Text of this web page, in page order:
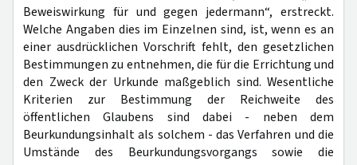
Beweiswirkung für und gegen jedermann“, erstreckt.
Welche Angaben dies im Einzelnen sind, ist, wenn es an
einer ausdrücklichen Vorschrift fehlt, den gesetzlichen
Bestimmungen zu entnehmen, die für die Errichtung und
den Zweck der Urkunde maßgeblich sind. Wesentliche
Kriterien zur Bestimmung der Reichweite des
öffentlichen Glaubens sind dabei - neben dem
Beurkundungsinhalt als solchem - das Verfahren und die
Umstände des Beurkundungsvorgangs sowie die